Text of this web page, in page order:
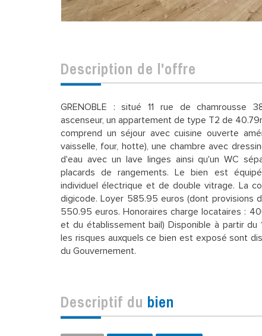
description de l'offre
GRENOBLE : situé 11 rue de chamrousse
ascenseur, un appartement de type T2 de
comprend un séjour avec cuisine ouverte
vaisselle, four, hotte), une chambre avec
d'eau avec un lave linges ainsi qu'un WC
placards de rangements. Le bien est
individuel électrique et de double vitrage. La
digicode. Loyer 585.95 euros (dont provisions
550.95 euros. Honoraires charge locataires :
et du établissement bail) Disponible à partir du
les risques auxquels ce bien est exposé sont
du Gouvernement.
descriptif du bien